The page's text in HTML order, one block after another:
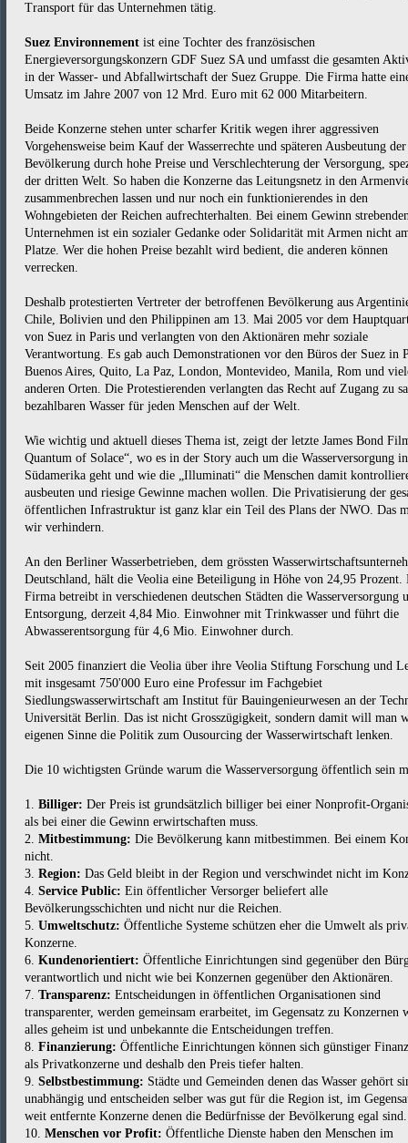
Transport für das Unternehmen tätig.
Suez Environnement ist eine Tochter des französischen
Energieversorgungskonzern GDF Suez SA und umfasst die gesamten
in der Wasser- und Abfallwirtschaft der Suez Gruppe. Die Firma hatte
Umsatz im Jahre 2007 von 12 Mrd. Euro mit 62 000 Mitarbeitern.
Beide Konzerne stehen unter scharfer Kritik wegen ihrer aggressiven
Vorgehensweise beim Kauf der Wasserrechte und späteren Ausbeutung der
Bevölkerung durch hohe Preise und Verschlechterung der Versorgung,
der dritten Welt. So haben die Konzerne das Leitungsnetz in den
zusammenbrechen lassen und nur noch ein funktionierendes in den
Wohngebieten der Reichen aufrechterhalten. Bei einem Gewinn
Unternehmen ist ein sozialer Gedanke oder Solidarität mit Armen nicht
Platze. Wer die hohen Preise bezahlt wird bedient, die anderen können
verrecken.
Deshalb protestierten Vertreter der betroffenen Bevölkerung aus
Chile, Bolivien und den Philippinen am 13. Mai 2005 vor dem
von Suez in Paris und verlangten von den Aktionären mehr soziale
Verantwortung. Es gab auch Demonstrationen vor den Büros der Suez in
Buenos Aires, Quito, La Paz, London, Montevideo, Manila, Rom und
anderen Orten. Die Protestierenden verlangten das Recht auf Zugang zu
bezahlbaren Wasser für jeden Menschen auf der Welt.
Wie wichtig und aktuell dieses Thema ist, zeigt der letzte James Bond
Quantum of Solace“, wo es in der Story auch um die Wasserversorgung in
Südamerika geht und wie die „Illuminati“ die Menschen damit
ausbeuten und riesige Gewinne machen wollen. Die Privatisierung der
öffentlichen Infrastruktur ist ganz klar ein Teil des Plans der NWO. Das
wir verhindern.
An den Berliner Wasserbetrieben, dem grössten
Deutschland, hält die Veolia eine Beteiligung in Höhe von 24,95 Prozent.
Firma betreibt in verschiedenen deutschen Städten die Wasserversorgung
Entsorgung, derzeit 4,84 Mio. Einwohner mit Trinkwasser und führt die
Abwasserentsorgung für 4,6 Mio. Einwohner durch.
Seit 2005 finanziert die Veolia über ihre Veolia Stiftung Forschung und
mit insgesamt 750'000 Euro eine Professur im Fachgebiet
Siedlungswasserwirtschaft am Institut für Bauingenieurwesen an der
Universität Berlin. Das ist nicht Grosszügigkeit, sondern damit will man
eigenen Sinne die Politik zum Ousourcing der Wasserwirtschaft lenken.
Die 10 wichtigsten Gründe warum die Wasserversorgung öffentlich sein
1. Billiger: Der Preis ist grundsätzlich billiger bei einer Nonprofit-
als bei einer die Gewinn erwirtschaften muss.
2. Mitbestimmung: Die Bevölkerung kann mitbestimmen. Bei einem
nicht.
3. Region: Das Geld bleibt in der Region und verschwindet nicht im
4. Service Public: Ein öffentlicher Versorger beliefert alle
Bevölkerungsschichten und nicht nur die Reichen.
5. Umweltschutz: Öffentliche Systeme schützen eher die Umwelt als
Konzerne.
6. Kundenorientiert: Öffentliche Einrichtungen sind gegenüber den
verantwortlich und nicht wie bei Konzernen gegenüber den Aktionären.
7. Transparenz: Entscheidungen in öffentlichen Organisationen sind
transparenter, werden gemeinsam erarbeitet, im Gegensatz zu Konzernen
alles geheim ist und unbekannte die Entscheidungen treffen.
8. Finanzierung: Öffentliche Einrichtungen können sich günstiger
als Privatkonzerne und deshalb den Preis tiefer halten.
9. Selbstbestimmung: Städte und Gemeinden denen das Wasser gehört
unabhängig und entscheiden selber was gut für die Region ist, im
weit entfernte Konzerne denen die Bedürfnisse der Bevölkerung egal sind.
10. Menschen vor Profit: Öffentliche Dienste haben den Menschen im